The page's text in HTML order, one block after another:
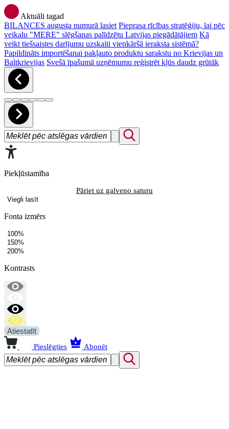
Aktuāli tagad
BILANCES augusta numurā lasiet Pieprasa rīcības stratēģiju, lai pēc
veikalu "MERE" slēgšanas palīdzētu Latvijas piegādātājiem Kā
veikt tiešsaistes darījumu uzskaiti vienkāršā ieraksta sistēmā?
Papildināts importēšanai pakļauto produktu sarakstu no Krievijas un
Baltkrievijas Svešā īpašumā uzņēmumu reģistrēt kļūs daudz grūtāk
Piekļūstamība
Pāriet uz galveno saturu
Viegli lasīt
Fonta izmērs
100%
150%
200%
Kontrasts
Atiestatīt
Pieslēgties Abonēt